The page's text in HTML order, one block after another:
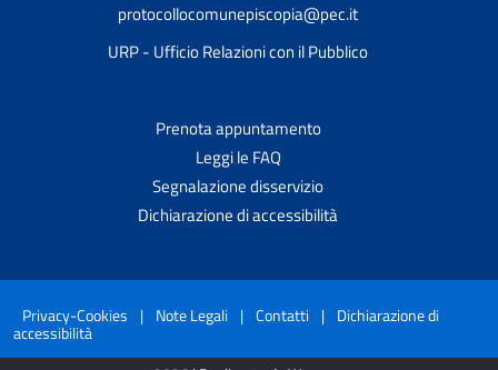
protocollocomunepiscopia@pec.it
URP - Ufficio Relazioni con il Pubblico
Prenota appuntamento
Leggi le FAQ
Segnalazione disservizio
Dichiarazione di accessibilità
Privacy-Cookies | Note Legali | Contatti | Dichiarazione di
accessibilità